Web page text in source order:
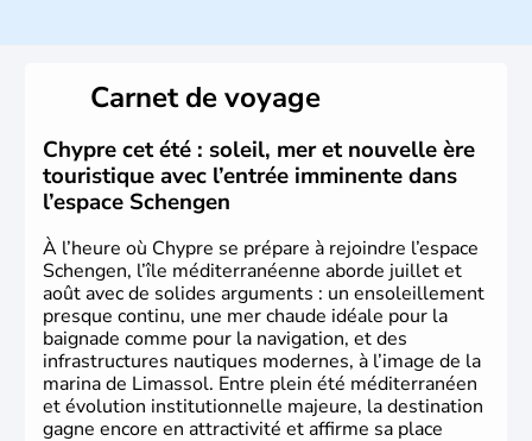
La superficie totale de l'île dépasse les 9000 km2.
Carnet de voyage
Chypre cet été : soleil, mer et nouvelle ère
touristique avec l’entrée imminente dans
l’espace Schengen
À l’heure où Chypre se prépare à rejoindre l’espace
Schengen, l’île méditerranéenne aborde juillet et
août avec de solides arguments : un ensoleillement
presque continu, une mer chaude idéale pour la
baignade comme pour la navigation, et des
infrastructures nautiques modernes, à l’image de la
marina de Limassol. Entre plein été méditerranéen
et évolution institutionnelle majeure, la destination
gagne encore en attractivité et affirme sa place